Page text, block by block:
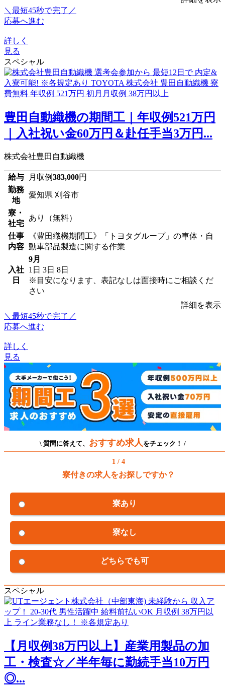
＼最短45秒で完了／
応募へ進む
詳しく
見る
スペシャル
豊田自動織機の期間工｜年収例521万円
｜入社祝い金60万円＆赴任手当3万円...
株式会社豊田自動織機
給与 月収例383,000円
勤務
地
愛知県 刈谷市
寮・
社宅
あり（無料）
仕事
内容
《豊田織機期間工》「トヨタグループ」の車体・自
動車部品製造に関する作業
入社
日
9月
1日 3日 8日
※目安になります、表記なしは面接時にご相談くだ
さい
詳細を表示
＼最短45秒で完了／
応募へ進む
詳しく
見る
\ 質問に答えて、 おすすめ求人 をチェック！ /
1 / 4
寮付きの求人をお探しですか？
寮あり
寮なし
どちらでも可
スペシャル
【月収例38万円以上】産業用製品の加
工・検査☆／半年毎に勤続手当10万円
◎...